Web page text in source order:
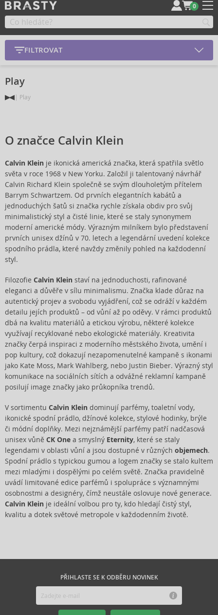
0
FILTROVAT
Play
Play
O značce Calvin Klein
Calvin Klein je ikonická americká značka, která spatřila světlo
světa v roce 1968 v New Yorku. Založil ji talentovaný návrhář
Calvin Richard Klein společně se svým dlouholetým přítelem
Barrym Schwartzem. Od prvních elegantních kabátů a
jednoduchých šatů si značka rychle získala obdiv pro svůj
minimalistický styl a čisté linie, které se staly synonymem
moderní americké módy. Výrazným milníkem bylo představení
prvních unisex džínů v 70. letech a legendární uvedení kolekce
spodního prádla, které navždy změnily pohled na každodenní
styl.
Filozofie Calvin Klein staví na jednoduchosti, rafinované
eleganci a důvěře v sílu minimalismu. Značka klade důraz na
autentický projev a svobodu vyjádření, což se odráží v každém
detailu jejích produktů – od vůní až po oděvy. V rámci produktů
dbá na kvalitu materiálů a etickou výrobu, některé kolekce
využívají recyklované nebo ekologické materiály. Kreativita
značky čerpá inspiraci z moderního městského života, umění i
pop kultury, což dokazují nezapomenutelné kampaně s ikonami
jako Kate Moss, Mark Wahlberg, nebo Justin Bieber. Výrazný styl
komunikace na sociálních sítích a odvážné reklamní kampaně
posilují image značky jako průkopníka trendů.
V sortimentu Calvin Klein dominují parfémy, toaletní vody,
ikonické spodní prádlo, džínové kolekce, stylové hodinky, brýle
či módní doplňky. Mezi nejznámější parfémy patří nadčasová
unisex vůně CK One a smyslný Eternity, které se staly
legendami v oblasti vůní a jsou dostupné v různých objemech.
Spodní prádlo s typickou gumou a logem značky se stalo kultem
mezi mladými i dospělými po celém světě. Značka pravidelně
uvádí limitované edice parfémů i spolupráce s významnými
osobnostmi a designéry, čímž neustále oslovuje nové generace.
Calvin Klein je ideální volbou pro ty, kdo hledají čistý styl,
kvalitu a dotek světové metropole v každodenním životě.
PŘIHLASTE SE K ODBĚRU NOVINEK